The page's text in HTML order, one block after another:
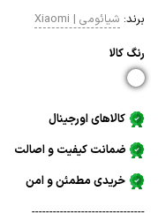
برند: شیائومی | Xiaomi
رنگ كالا
کالاهای اورجینال
ضمانت کیفیت و اصالت
خریدی مطمئن و امن
--------------------------------